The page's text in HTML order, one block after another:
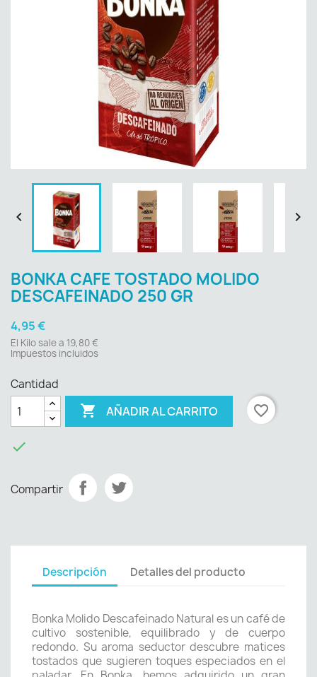
 
BONKA CAFE TOSTADO MOLIDO
DESCAFEINADO 250 GR
4,95 €
El Kilo sale a 19,80 €
Impuestos incluidos
Cantidad
 AÑADIR AL CARRITO favorite_border

Compartir
Descripción Detalles del producto
Bonka Molido Descafeinado Natural es un café de
cultivo sostenible, equilibrado y de cuerpo
redondo. Su aroma seductor descubre matices
tostados que sugieren toques especiados en el